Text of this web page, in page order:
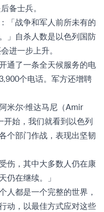
备士兵。
「战争和军人前所未有的
」自杀人数是以色列国防
进一步上升。
通了一条全天候服务的电
个电话。军方还增聘
米尔·维达马尼（Amir
始，我们就看到以色列
个部门作战，表现出坚韧
伤，其中大多数人仍在康
仍在继续。」
人都是一个完整的世界，
动，以最佳方式应对这些